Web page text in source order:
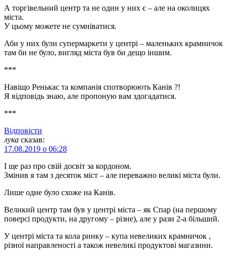
А торгівельний центр та не один у них є – але на околицях
міста.
У цьому можете не сумніватися.
Аби у них були супермаркети у центрі – маленьких крамничок
там би не було, вигляд міста був би дещо іншим.
***
Навіщо Ренькас та компанія спотворюють Канів ?!
Я відповідь знаю, але пропоную вам здогадатися.
***
Відповіcти
лука сказав:
17.08.2019 о 06:28
І ще раз про свій досвіт за кордоном.
Змінив я там з десяток міст – але переважно великі міста були.
Лише одне було схоже на Канів.
Великий центр там був у центрі міста – як Спар (на першому
поверсі продукти, на другому – різне), але у рази 2-а більший.
У центрі міста та кола ринку – купа невеликих крамничок ,
різної направленості а також невеликі продуктові магазини.